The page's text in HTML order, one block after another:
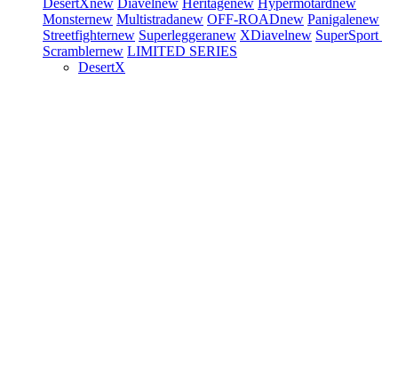
DesertXnew Diavelnew Heritagenew Hypermotardnew
Monsternew Multistradanew OFF-ROADnew Panigalenew
Streetfighternew Superleggeranew XDiavelnew SuperSport
Scramblernew LIMITED SERIES
DesertX